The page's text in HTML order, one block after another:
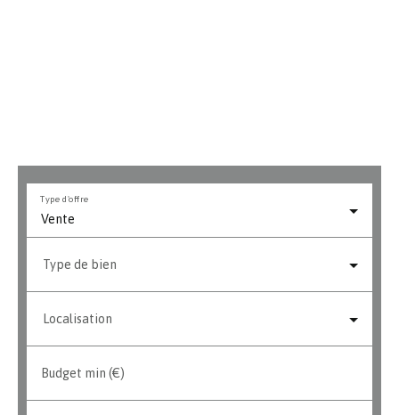
Vente
Type d'offre
Type de bien
Localisation
Budget min (€)